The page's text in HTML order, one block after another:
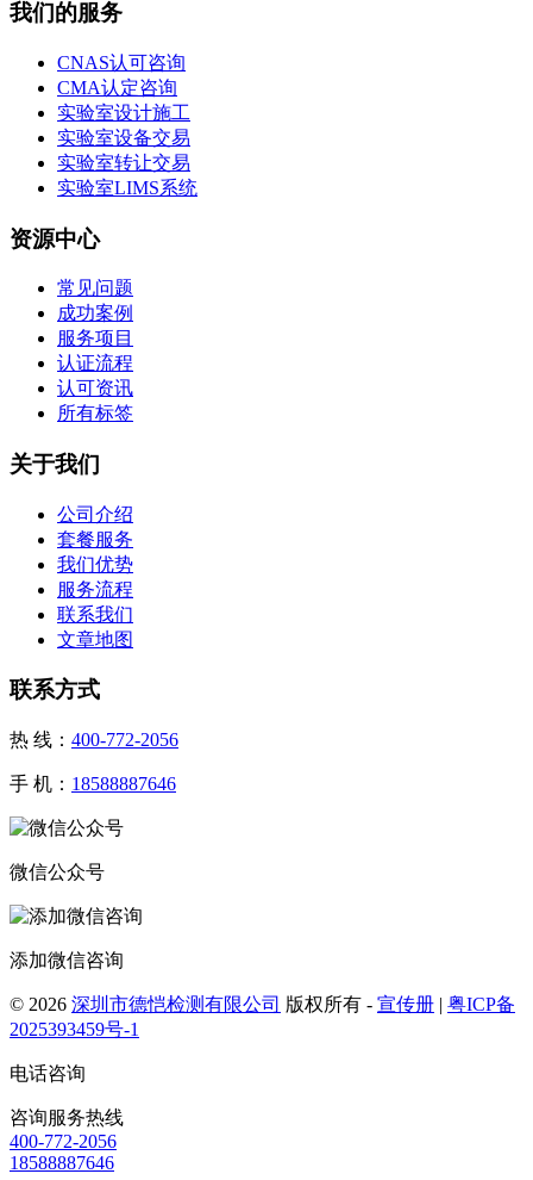
我们的服务
CNAS认可咨询
CMA认定咨询
实验室设计施工
实验室设备交易
实验室转让交易
实验室LIMS系统
资源中心
常见问题
成功案例
服务项目
认证流程
认可资讯
所有标签
关于我们
公司介绍
套餐服务
我们优势
服务流程
联系我们
文章地图
联系方式
热 线： 400-772-2056
手 机： 18588887646
微信公众号
添加微信咨询
© 2026 深圳市德恺检测有限公司 版权所有 - 宣传册 | 粤ICP备
2025393459号-1
电话咨询
咨询服务热线
400-772-2056
18588887646